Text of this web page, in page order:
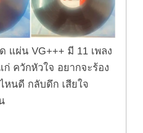
แผ่น VG+++ มี 11 เพลง
ก่ ควักหัวใจ อยากจะร้อง
หนดี กลับดึก เสียใจ